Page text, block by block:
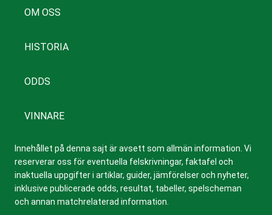
OM OSS
HISTORIA
ODDS
VINNARE
Innehållet på denna sajt är avsett som allmän information. Vi
reserverar oss för eventuella felskrivningar, faktafel och
inaktuella uppgifter i artiklar, guider, jämförelser och nyheter,
inklusive publicerade odds, resultat, tabeller, spelscheman
och annan matchrelaterad information.